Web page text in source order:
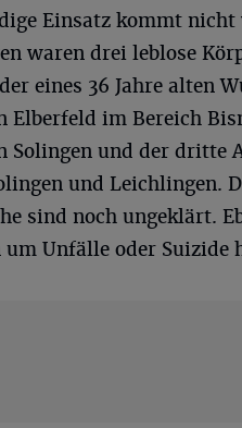
Einsatz kommt nicht
waren drei leblose
eines 36 Jahre alten
Elberfeld im Bereich
Solingen und der dritte
und Leichlingen.
sind noch ungeklärt.
Unfälle oder Suizide